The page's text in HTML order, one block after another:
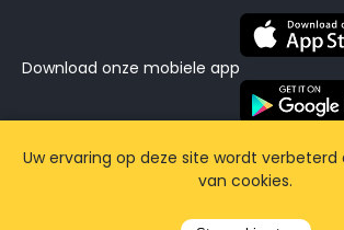
Download onze mobiele app
©2015-2026 Airporttaxis.com.Alle
voorbehouden | Powered byCodiCo.io
Uw ervaring op deze site wordt
van cookies.